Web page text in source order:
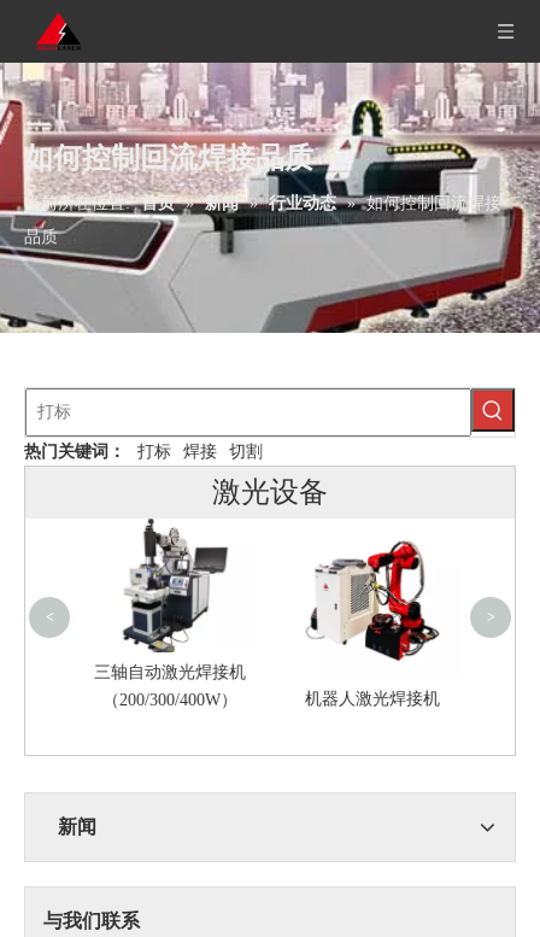
如何控制回流焊接品质
当前所在位置: 首页 » 新闻 » 行业动态 » 如何控制回流焊接
品质
热门关键词： 打标 焊接 切割
激光设备
三轴自动激光焊接机
（200/300/400W）
机器人激光焊接机
< >
新闻
与我们联系